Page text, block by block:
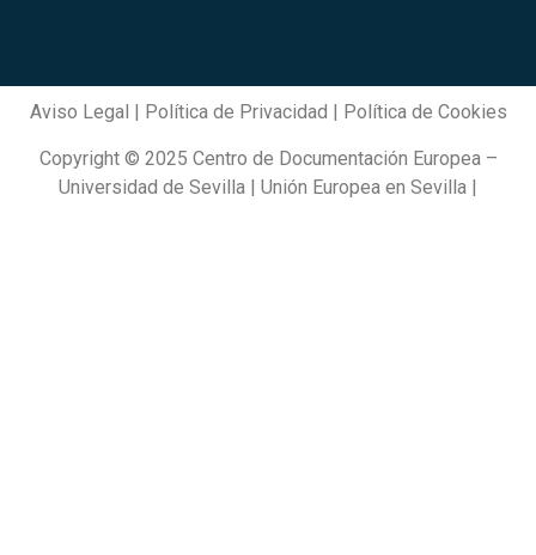
Aviso Legal Política de Privacidad Política de Cookies
Copyright © 2025 Centro de Documentación Europea –
Universidad de Sevilla | Unión Europea en Sevilla |